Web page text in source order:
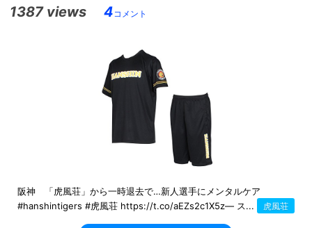
1387 views 4 コメント
阪神 「虎風荘」から一時退去で…新人選手にメンタルケア
#hanshintigers #虎風荘 https://t.co/aEZs2c1X5z— ス...
虎風荘